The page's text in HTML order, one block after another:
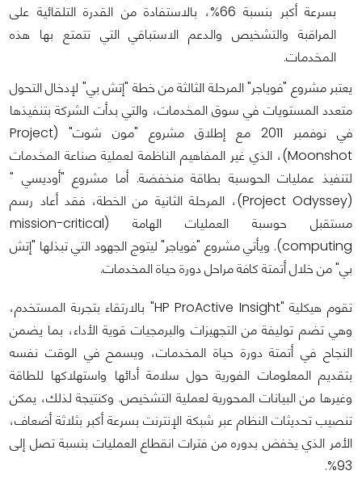
بسرعة أكبر بنسبة 66%، بالاستفادة من القدرة التلقائية على
المراقبة والتشخيص والدعم الاستباقي التي تتمتع بها هذه
المخدمات.
يعتبر مشروع "فوياجر" المرحلة الثالثة من خطة "إتش بي" لإدخال التحول
متعدد المستويات في سوق المخدمات، والتي بدأت الشركة بتنفيذها
في نوفمبر 2011 مع إطلاق مشروع "مون شوت" (Project
Moonshot)، الذي غير المفاهيم الناظمة لعملية صناعة المخدمات
لتنفيذ عمليات الحوسبة بطاقة منخفضة. أما مشروع "أوديسي "
(Project Odyssey)، المرحلة الثانية من الخطة، فقد أعاد رسم
مستقبل حوسبة العمليات الهامة (mission-critical
computing). ويأتي مشروع "فوياجر" ليتوج الجهود التي تبذلها "إتش
بي" من خلال أتمتة كافة مراحل دورة حياة المخدمات.
تقوم هيكلية "HP ProActive Insight" بالارتقاء بتجربة المستخدم،
وهي تضم توليفة من التجهيزات والبرمجيات قوية الأداء، بما يضمن
النجاح في أتمتة دورة حياة المخدمات، ويسمح في الوقت نفسه
بتقديم المعلومات الفورية حول سلامة أدائها واستهلاكها للطاقة
وغيرها من البيانات المحورية لعملية التشخيص. وكنتيجة لذلك، يمكن
تنصيب تحديثات النظام عبر شبكة الإنترنت بسرعة أكبر بثلاثة أضعاف،
الأمر الذي يخفض بدوره من فترات انقطاع العمليات بنسبة تصل إلى
93%.